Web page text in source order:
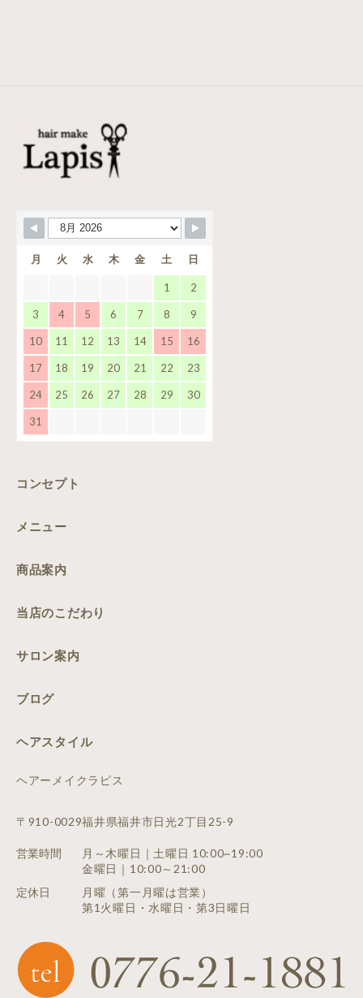
月 火 水 木 金 土 日
1 2
3 4 5 6 7 8 9
10 11 12 13 14 15 16
17 18 19 20 21 22 23
24 25 26 27 28 29 30
31
コンセプト
メニュー
商品案内
当店のこだわり
サロン案内
ブログ
ヘアスタイル
ヘアーメイクラピス
〒910-0029福井県福井市日光2丁目25-9
営業時間
月～木曜日｜土曜日 10:00~19:00
金曜日｜10:00～21:00
定休日
月曜（第一月曜は営業）
第1火曜日・水曜日・第3日曜日